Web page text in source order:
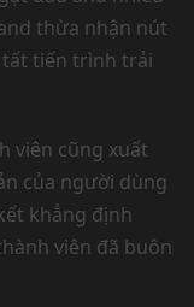
thừa nhận nút
tất tiến trình trải
viên cũng xuất
của người dùng
khẳng định
viên đã buôn